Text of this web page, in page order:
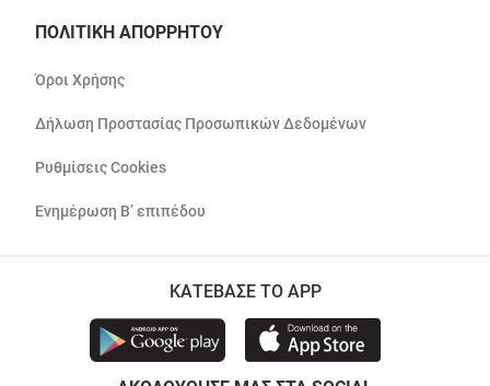
ΠΟΛΙΤΙΚΗ ΑΠΟΡΡΗΤΟΥ
Όροι Χρήσης
Δήλωση Προστασίας Προσωπικών Δεδομένων
Ρυθμίσεις Cookies
Ενημέρωση Β’ επιπέδου
ΚΑΤΕΒΑΣΕ ΤΟ APP